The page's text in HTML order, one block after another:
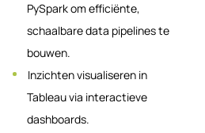
PySpark om efficiënte,
schaalbare data pipelines te
bouwen.
Inzichten visualiseren in
Tableau via interactieve
dashboards.